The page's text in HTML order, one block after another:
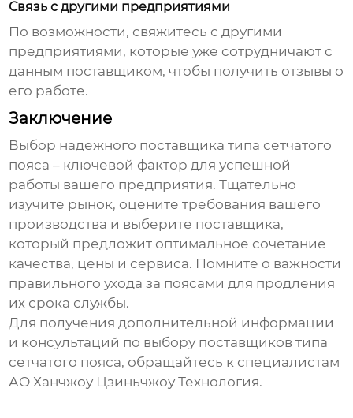
Связь с другими предприятиями
По возможности, свяжитесь с другими
предприятиями, которые уже сотрудничают с
данным поставщиком, чтобы получить отзывы о
его работе.
Заключение
Выбор надежного поставщика типа сетчатого
пояса – ключевой фактор для успешной
работы вашего предприятия. Тщательно
изучите рынок, оцените требования вашего
производства и выберите поставщика,
который предложит оптимальное сочетание
качества, цены и сервиса. Помните о важности
правильного ухода за поясами для продления
их срока службы.
Для получения дополнительной информации
и консультаций по выбору поставщиков типа
сетчатого пояса, обращайтесь к специалистам
АО Ханчжоу Цзиньчжоу Технология.